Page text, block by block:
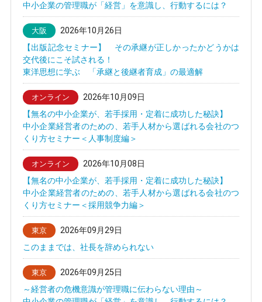
中小企業の管理職が「経営」を意識し、行動するには？
大阪
2026年10月26日
【出版記念セミナー】 その承継が正しかったかどうかは
交代後にこそ試される！
東洋思想に学ぶ 「承継と後継者育成」の最適解
オンライン
2026年10月09日
【無名の中小企業が、若手採用・定着に成功した秘訣】
中小企業経営者のための、若手人材から選ばれる会社のつ
くり方セミナー＜人事制度編＞
オンライン
2026年10月08日
【無名の中小企業が、若手採用・定着に成功した秘訣】
中小企業経営者のための、若手人材から選ばれる会社のつ
くり方セミナー＜採用競争力編＞
東京
2026年09月29日
このままでは、社長を辞められない
東京
2026年09月25日
～経営者の危機意識が管理職に伝わらない理由～